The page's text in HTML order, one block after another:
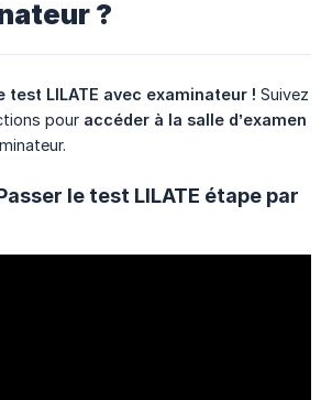
?
test LILATE avec examinateur ! Suivez
pour accéder à la salle d’examen
le test LILATE étape par